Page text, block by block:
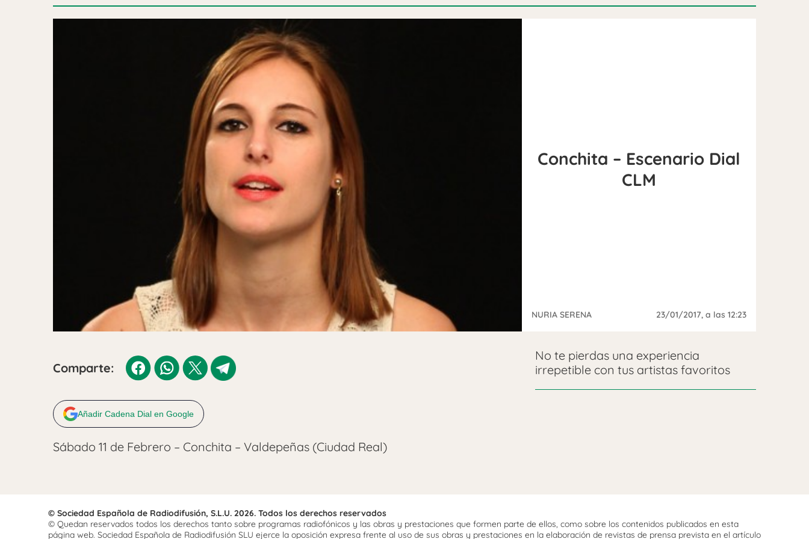
Conchita – Escenario Dial
CLM
NURIA SERENA 23/01/2017, a las 12:23
Comparte:
Añadir Cadena Dial en Google
Sábado 11 de Febrero – Conchita – Valdepeñas (Ciudad Real)
No te pierdas una experiencia
irrepetible con tus artistas favoritos
© Sociedad Española de Radiodifusión, S.L.U. 2026. Todos los derechos reservados
© Quedan reservados todos los derechos tanto sobre programas radiofónicos y las obras y prestaciones que formen parte de ellos, como sobre los contenidos publicados en esta
página web. Sociedad Española de Radiodifusión SLU ejerce la oposición expresa frente al uso de sus obras y prestaciones en la elaboración de revistas de prensa prevista en el artículo